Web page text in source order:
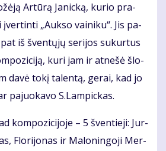
Ar­tū­rą Ja­nic­ką, ku­rio pra­
„Auk­so vai­ni­ku“. Jis pa­
iš šven­tų­jų se­ri­jos su­kur­tus
ku­ri jam ir at­ne­šė šlo­
da­vė to­kį ta­len­tą, ge­rai, kad jo
pa­juo­ka­vo S.Lam­pic­kas.
kom­po­zi­ci­jo­je – 5 šven­tie­ji: Jur­
Flo­ri­jo­nas ir Ma­lo­nin­go­ji Mer­